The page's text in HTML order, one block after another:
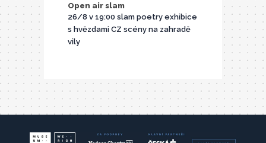
Open air slam
26/8 v 19:00 slam poetry exhibice
s hvězdami CZ scény na zahradě
vily